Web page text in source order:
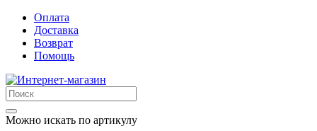
Оплата
Доставка
Возврат
Помощь
Можно искать по артикулу